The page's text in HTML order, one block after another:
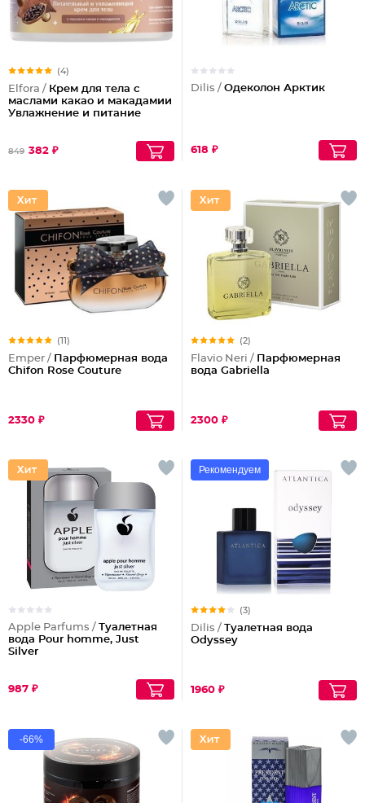
(4)
Elfora / Крем для тела с
маслами какао и макадамии
Увлажнение и питание
849 382 ₽
Dilis / Одеколон Арктик
618 ₽
(11)
Emper / Парфюмерная вода
Chifon Rose Couture
2330 ₽
(2)
Flavio Neri / Парфюмерная
вода Gabriella
2300 ₽
Apple Parfums / Туалетная
вода Pour homme, Just
Silver
987 ₽
Рекомендуем
(3)
Dilis / Туалетная вода
Odyssey
1960 ₽
-66%